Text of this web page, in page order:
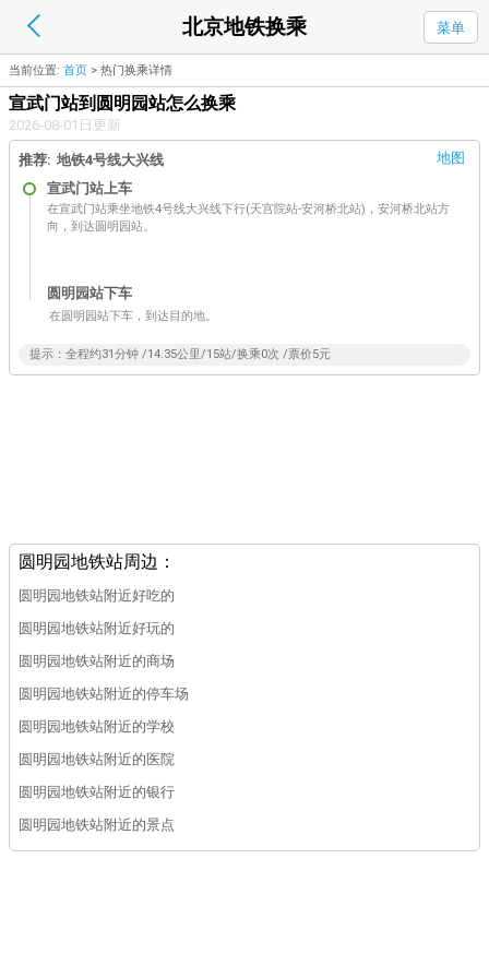
北京地铁换乘 菜单
当前位置: 首页 > 热门换乘详情
宣武门站到圆明园站怎么换乘
2026-08-01日更新
推荐: 地铁4号线大兴线
地图
宣武门站上车
在宣武门站乘坐地铁4号线大兴线下行(天宫院站-安河桥北站)，安河桥北站方
向，到达圆明园站。
圆明园站下车
在圆明园站下车，到达目的地。
提示：全程约31分钟 /14.35公里/15站/换乘0次 /票价5元
圆明园地铁站周边：
圆明园地铁站附近好吃的
圆明园地铁站附近好玩的
圆明园地铁站附近的商场
圆明园地铁站附近的停车场
圆明园地铁站附近的学校
圆明园地铁站附近的医院
圆明园地铁站附近的银行
圆明园地铁站附近的景点